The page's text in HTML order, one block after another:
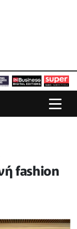
fashion